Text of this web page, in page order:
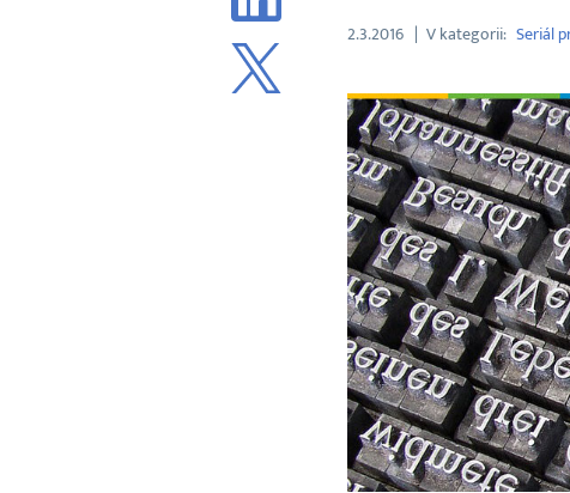
2.3.2016 V kategorii Seriál